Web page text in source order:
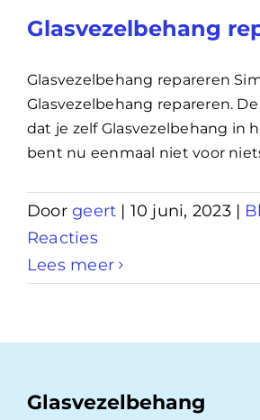
Glasvezelbehang
Glasvezelbehang repareren
Glasvezelbehang repareren.
dat je zelf Glasvezelbehang in
bent nu eenmaal niet voor
Doorgeert | 10 juni, 2023 |
Reacties
Lees meer
Glasvezelbehang